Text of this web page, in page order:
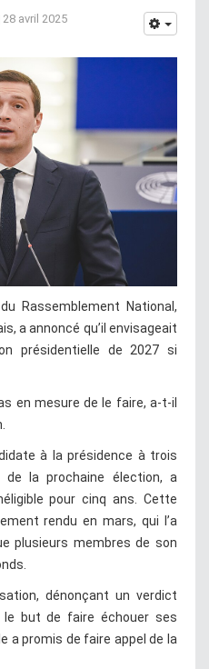
28 avril 2025
Rassemblement National,
a annoncé qu’il envisageait
présidentielle de 2027 si
en mesure de le faire, a-t-il
à la présidence à trois
la prochaine élection, a
pour cinq ans. Cette
rendu en mars, qui l’a
plusieurs membres de son
dénonçant un verdict
but de faire échouer ses
a promis de faire appel de la